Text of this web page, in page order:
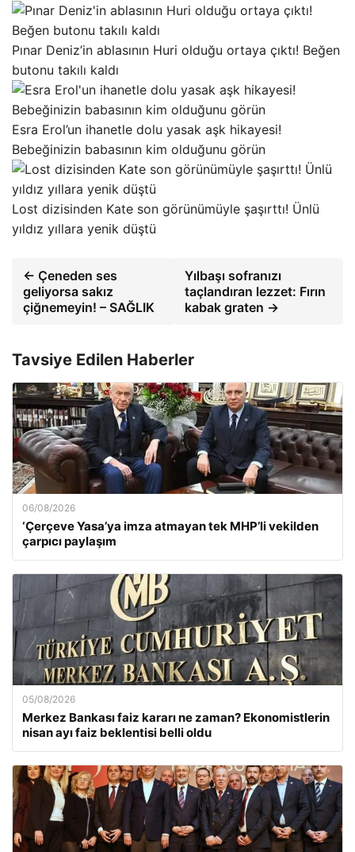
Pınar Deniz’in ablasının Huri olduğu ortaya çıktı! Beğen
butonu takılı kaldı
Esra Erol’un ihanetle dolu yasak aşk hikayesi!
Bebeğinizin babasının kim olduğunu görün
Lost dizisinden Kate son görünümüyle şaşırttı! Ünlü
yıldız yıllara yenik düştü
← Çeneden ses
geliyorsa sakız
çiğnemeyin! – SAĞLIK
Yılbaşı sofranızı
taçlandıran lezzet: Fırın
kabak graten →
Tavsiye Edilen Haberler
06/08/2026
‘Çerçeve Yasa’ya imza atmayan tek MHP’li vekilden
çarpıcı paylaşım
05/08/2026
Merkez Bankası faiz kararı ne zaman? Ekonomistlerin
nisan ayı faiz beklentisi belli oldu